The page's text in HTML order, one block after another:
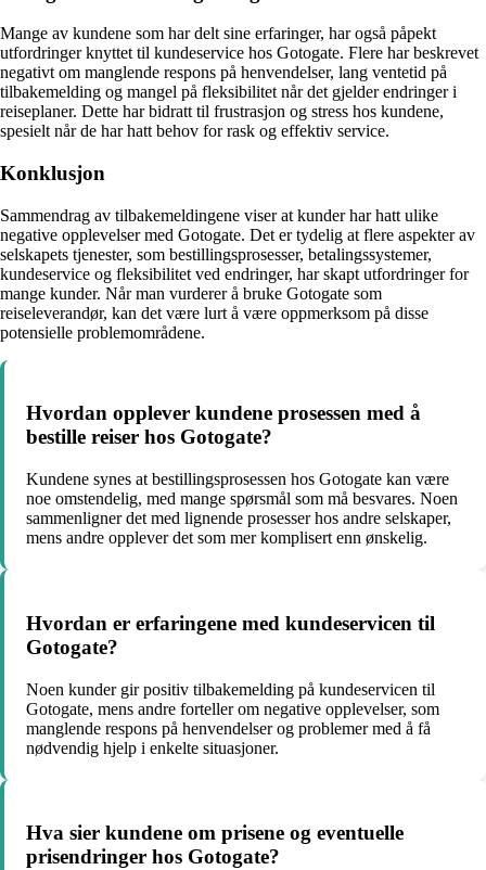
Mange av kundene som har delt sine erfaringer, har også påpekt
utfordringer knyttet til kundeservice hos Gotogate. Flere har beskrevet
negativt om manglende respons på henvendelser, lang ventetid på
tilbakemelding og mangel på fleksibilitet når det gjelder endringer i
reiseplaner. Dette har bidratt til frustrasjon og stress hos kundene,
spesielt når de har hatt behov for rask og effektiv service.
Konklusjon
Sammendrag av tilbakemeldingene viser at kunder har hatt ulike
negative opplevelser med Gotogate. Det er tydelig at flere aspekter av
selskapets tjenester, som bestillingsprosesser, betalingssystemer,
kundeservice og fleksibilitet ved endringer, har skapt utfordringer for
mange kunder. Når man vurderer å bruke Gotogate som
reiseleverandør, kan det være lurt å være oppmerksom på disse
potensielle problemområdene.
Hvordan opplever kundene prosessen med å
bestille reiser hos Gotogate?
Kundene synes at bestillingsprosessen hos Gotogate kan være
noe omstendelig, med mange spørsmål som må besvares. Noen
sammenligner det med lignende prosesser hos andre selskaper,
mens andre opplever det som mer komplisert enn ønskelig.
Hvordan er erfaringene med kundeservicen til
Gotogate?
Noen kunder gir positiv tilbakemelding på kundeservicen til
Gotogate, mens andre forteller om negative opplevelser, som
manglende respons på henvendelser og problemer med å få
nødvendig hjelp i enkelte situasjoner.
Hva sier kundene om prisene og eventuelle
prisendringer hos Gotogate?